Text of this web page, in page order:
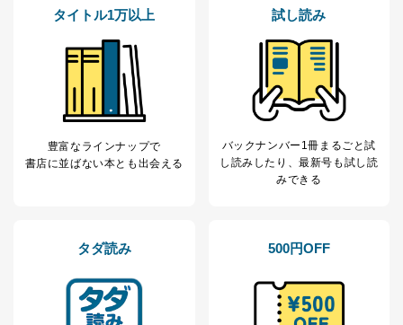
当社の定期購読サ
ービス等をご利用
の方の個人情報
商品代金回収のため
ｅメール等による商品、サービ
ス、キャンペーン等の広告の案内
個人が特定できない形で取得した
閲覧履歴や購買履歴等の情報を分
析して、趣味・嗜好に
広告のため
当社にお問合わせ
お問い合わせ対応、トラブル対
処、オペレーター教育など応対品
Aサービス利用者
ｅメール等によるカスタマーQ＆A
ｅメール等による商品、サービ
ス、キャンペーン等の広告に関す
タイトル1万以上
豊富なラインナップで
書店に並ばない本とも出会える
試し読み
バックナンバー1冊まるごと試
し読み したり、最新号も試し読
みできる
タダ読み 500円OFF